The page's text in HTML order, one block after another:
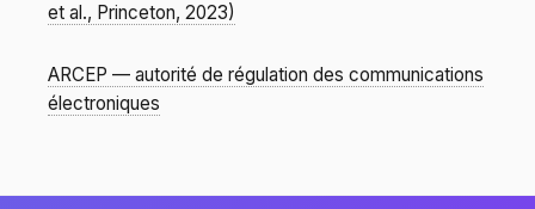
et al., Princeton, 2023)
ARCEP — autorité de régulation des communications
électroniques